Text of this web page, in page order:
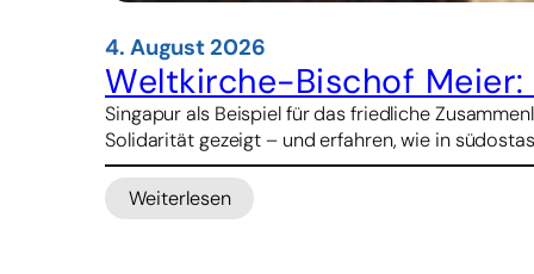
4. August 2026
Weltkirche-Bischof
Singapur als Beispiel für das friedliche
Solidarität gezeigt – und erfahren, wie in
Weiterlesen
: